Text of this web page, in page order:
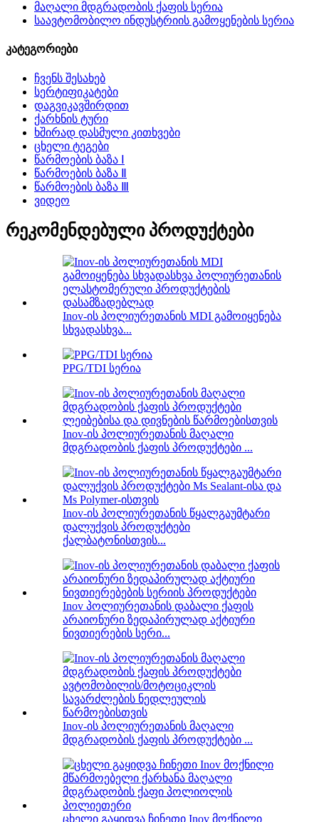
მაღალი მდგრადობის ქაფის სერია
საავტომობილო ინდუსტრიის გამოყენების სერია
კატეგორიები
ჩვენს შესახებ
სერტიფიკატები
დაგვიკავშირდით
ქარხნის ტური
ხშირად დასმული კითხვები
ცხელი ტეგები
წარმოების ბაზა Ⅰ
წარმოების ბაზა Ⅱ
წარმოების ბაზა Ⅲ
ვიდეო
რეკომენდებული პროდუქტები
Inov-ის პოლიურეთანის MDI გამოიყენება
სხვადასხვა...
PPG/TDI სერია
Inov-ის პოლიურეთანის მაღალი
მდგრადობის ქაფის პროდუქტები ...
Inov-ის პოლიურეთანის წყალგაუმტარი
დალუქვის პროდუქტები
ქალბატონისთვის...
Inov პოლიურეთანის დაბალი ქაფის
არაიონური ზედაპირულად აქტიური
ნივთიერების სერი...
Inov-ის პოლიურეთანის მაღალი
მდგრადობის ქაფის პროდუქტები ...
ცხელი გაყიდვა ჩინეთი Inov მოქნილი